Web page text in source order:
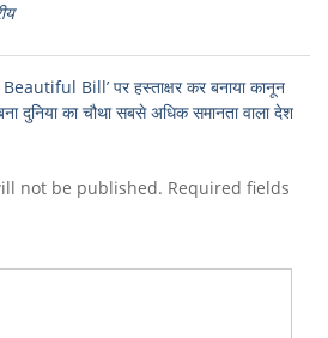
Beautiful Bill’ पर हस्ताक्षर कर बनाया कानून
का चौथा सबसे अधिक समानता वाला देश
not be published. Required fields